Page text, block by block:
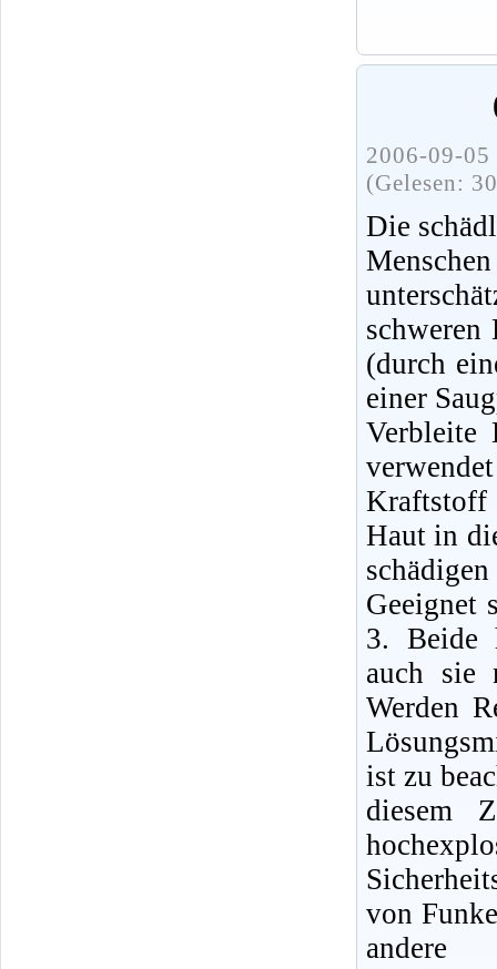
2006-09-
(Gelesen:
Die
(durch
einer
Verbleite
Haut in
Geeignet
3. Beide
auch sie
Werden
ist zu
diesem
von